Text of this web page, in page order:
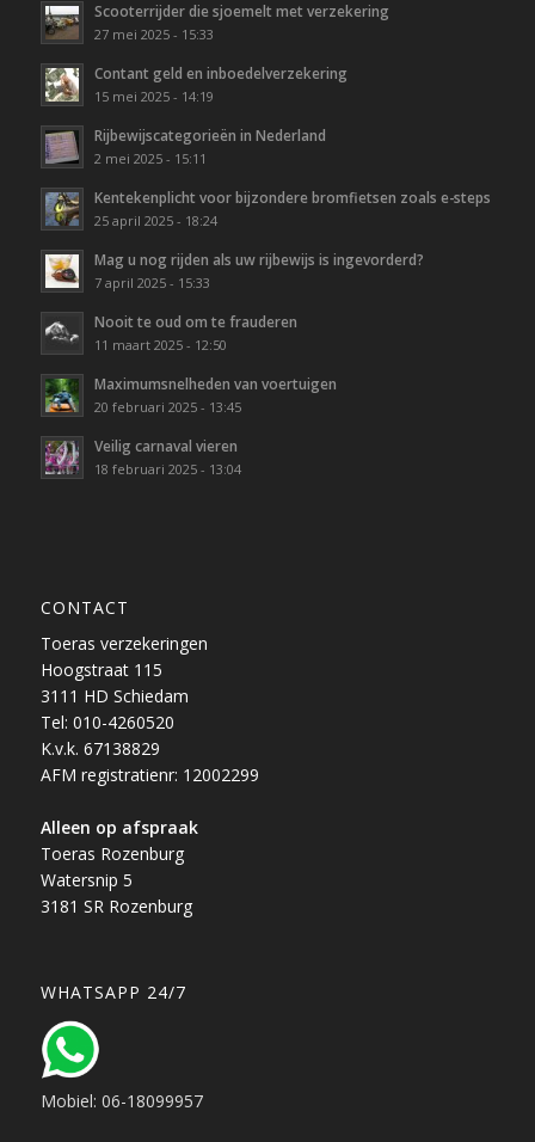
Scooterrijder die sjoemelt met verzekering
27 mei 2025 - 15:33
Contant geld en inboedelverzekering
15 mei 2025 - 14:19
Rijbewijscategorieën in Nederland
2 mei 2025 - 15:11
Kentekenplicht voor bijzondere bromfietsen zoals e-steps
25 april 2025 - 18:24
Mag u nog rijden als uw rijbewijs is ingevorderd?
7 april 2025 - 15:33
Nooit te oud om te frauderen
11 maart 2025 - 12:50
Maximumsnelheden van voertuigen
20 februari 2025 - 13:45
Veilig carnaval vieren
18 februari 2025 - 13:04
CONTACT
Toeras verzekeringen
Hoogstraat 115
3111 HD Schiedam
Tel: 010-4260520
K.v.k. 67138829
AFM registratienr: 12002299
Alleen op afspraak
Toeras Rozenburg
Watersnip 5
3181 SR Rozenburg
WHATSAPP 24/7
Mobiel: 06-18099957